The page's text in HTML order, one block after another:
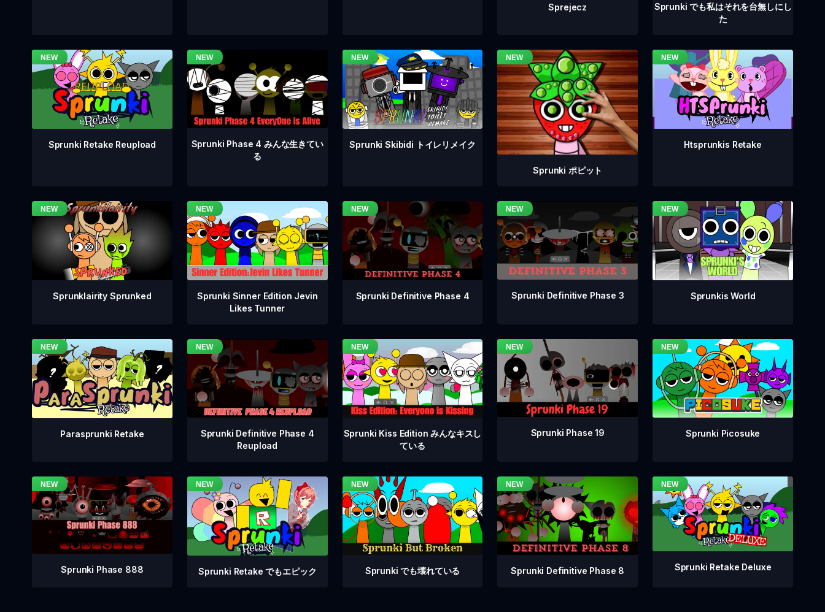
Sprejecz
Sprunki でも私はそれを台無しにし
た
Sprunki Retake Reupload
Sprunki Phase 4 みんな生きてい
る
Sprunki Skibidi トイレリメイク
Sprunki ポピット
Htsprunkis Retake
Sprunklairity Sprunked
Sprunki Sinner Edition Jevin
Likes Tunner
Sprunki Definitive Phase 4 Sprunki Definitive Phase 3 Sprunkis World
Parasprunki Retake
Sprunki Definitive Phase 4
Reupload
Sprunki Kiss Edition みんなキスし
ている
Sprunki Phase 19 Sprunki Picosuke
Sprunki Phase 888 Sprunki Retake でもエピック Sprunki でも壊れている Sprunki Definitive Phase 8 Sprunki Retake Deluxe